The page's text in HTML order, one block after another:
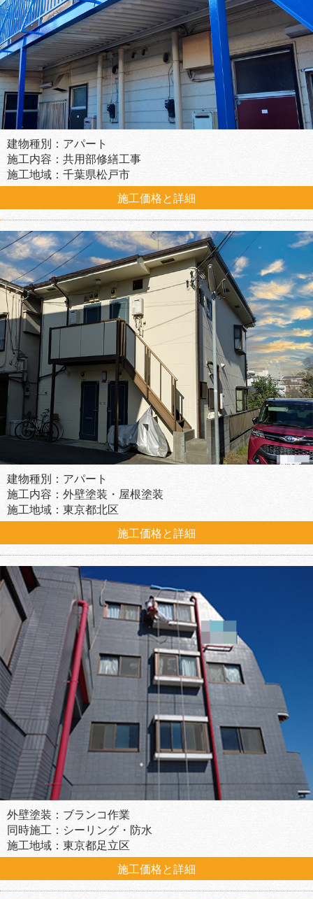
建物種別：アパート
施工内容：共用部修繕工事
施工地域：千葉県松戸市
施工価格と詳細
建物種別：アパート
施工内容：外壁塗装・屋根塗装
施工地域：東京都北区
施工価格と詳細
外壁塗装：ブランコ作業
同時施工：シーリング・防水
施工地域：東京都足立区
施工価格と詳細